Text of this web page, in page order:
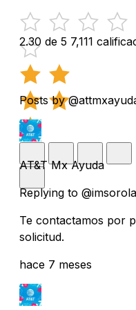
2.30 de 5 7,111
Posts by
AT&T Mx Ayuda
Replying to @imsorola
Te contactamos por
solicitud.
hace 7 meses